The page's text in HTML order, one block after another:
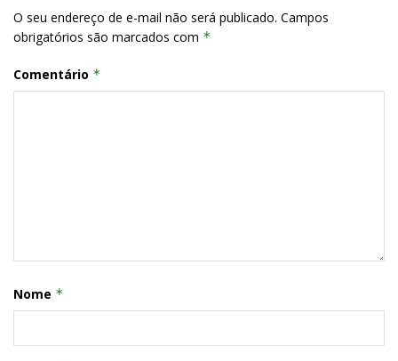
O seu endereço de e-mail não será publicado. Campos
obrigatórios são marcados com *
Comentário *
Nome *